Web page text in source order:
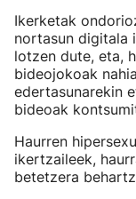
Ikerketak
nortasun digitala
lotzen dute, eta,
bideojokoak
edertasunarekin
bideoak
Haurren
ikertzaileek,
betetzera